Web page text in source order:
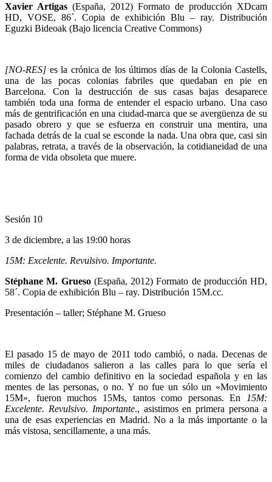
Xavier Artigas (España, 2012) Formato de producción XDcam
HD, VOSE, 86´. Copia de exhibición Blu – ray. Distribución
Eguzki Bideoak (Bajo licencia Creative Commons)
[NO-RES] es la crónica de los últimos días de la Colonia Castells,
una de las pocas colonias fabriles que quedaban en pie en
Barcelona. Con la destrucción de sus casas bajas desaparece
también toda una forma de entender el espacio urbano. Una caso
más de gentrificación en una ciudad-marca que se avergüenza de su
pasado obrero y que se esfuerza en construir una mentira, una
fachada detrás de la cual se esconde la nada. Una obra que, casi sin
palabras, retrata, a través de la observación, la cotidianeidad de una
forma de vida obsoleta que muere.
Sesión 10
3 de diciembre, a las 19:00 horas
15M: Excelente. Revulsivo. Importante.
Stéphane M. Grueso(España, 2012) Formato de producción HD,
58´. Copia de exhibición Blu – ray. Distribución 15M.cc.
Presentación – taller; Stéphane M. Grueso
El pasado 15 de mayo de 2011 todo cambió, o nada. Decenas de
miles de ciudadanos salieron a las calles para lo que sería el
comienzo del cambio definitivo en la sociedad española y en las
mentes de las personas, o no. Y no fue un sólo un «Movimiento
15M», fueron muchos 15Ms, tantos como personas. En 15M:
Excelente. Revulsivo. Importante., asistimos en primera persona a
una de esas experiencias en Madrid. No a la más importante o la
más vistosa, sencillamente, a una más.